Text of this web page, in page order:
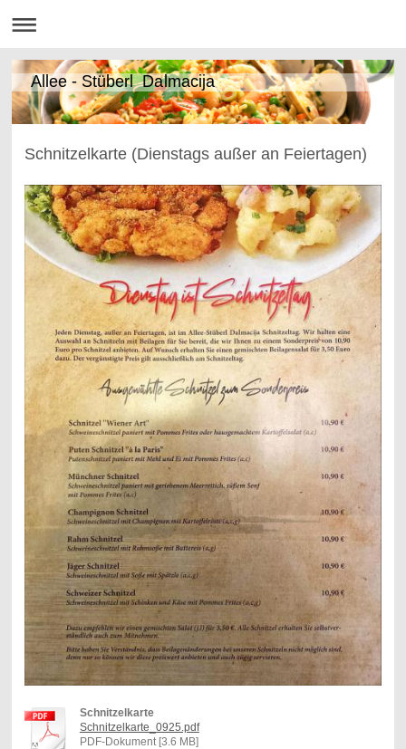
Allee - Stüberl Dalmacija
Schnitzelkarte (Dienstags außer an Feiertagen)
Schnitzelkarte
Schnitzelkarte_0925.pdf
PDF-Dokument [3.6 MB]